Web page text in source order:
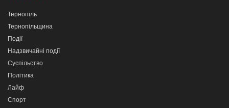
Тернопіль
Тернопільщина
Події
Надзвичайні події
Суспільство
Політика
Лайф
Спорт